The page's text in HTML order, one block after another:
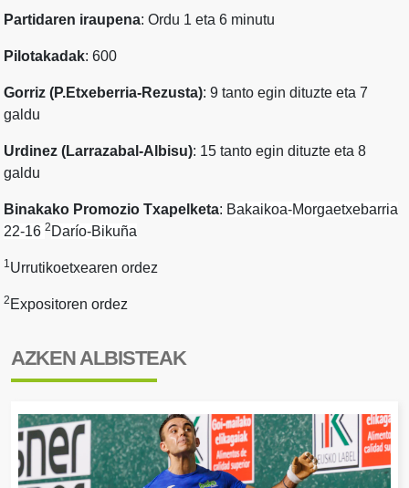
Partidaren iraupena: Ordu 1 eta 6 minutu
Pilotakadak: 600
Gorriz (P.Etxeberria-Rezusta): 9 tanto egin dituzte eta 7
galdu
Urdinez (Larrazabal-Albisu): 15 tanto egin dituzte eta 8
galdu
Binakako Promozio Txapelketa: Bakaikoa-Morgaetxebarria
22-16 2 Darío-Bikuña
1Urrutikoetxearen ordez
2 Expositoren ordez
AZKEN ALBISTEAK